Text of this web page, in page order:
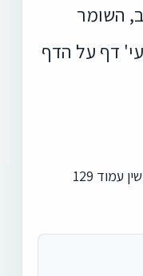
השומר
דף על הדף
129